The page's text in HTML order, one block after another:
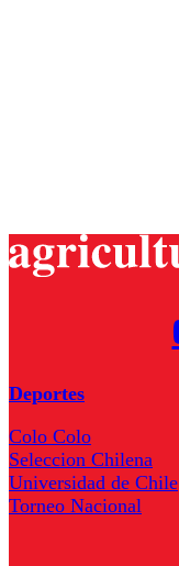
Deportes
Colo Colo
Seleccion Chilena
Universidad de Chile
Torneo Nacional